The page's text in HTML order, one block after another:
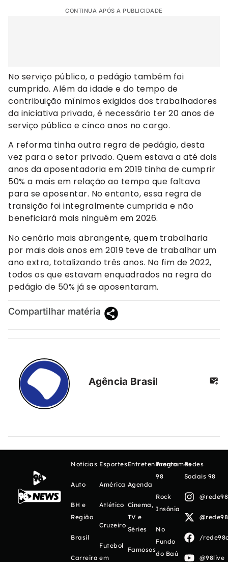
CONTINUA APÓS A PUBLICIDADE
No serviço público, o pedágio também foi
cumprido. Além da idade e do tempo de
contribuição mínimos exigidos dos trabalhadores
da iniciativa privada, é necessário ter 20 anos de
serviço público e cinco anos no cargo.
A reforma tinha outra regra de pedágio, desta
vez para o setor privado. Quem estava a até dois
anos da aposentadoria em 2019 tinha de cumprir
50% a mais em relação ao tempo que faltava
para se aposentar. No entanto, essa regra de
transição foi integralmente cumprida e não
beneficiará mais ninguém em 2026.
No cenário mais abrangente, quem trabalharia
por mais dois anos em 2019 teve de trabalhar um
ano extra, totalizando três anos. No fim de 2022,
todos os que estavam enquadrados na regra do
pedágio de 50% já se aposentaram.
Compartilhar matéria
Agência Brasil
Notícias
Auto
BH e
Região
Brasil
Carreira
Esportes
América
Atlético
Cruzeiro
Futebol
em
Entretenimento
Agenda
Cinema,
TV e
Séries
Famosos
Programas
98
Rock
Insônia
No
Fundo
do Baú
Redes
Sociais 98
/
@98live